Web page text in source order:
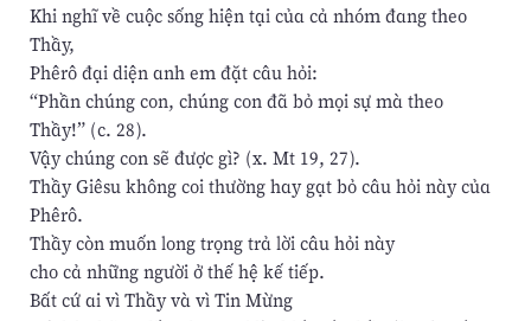
Khi nghĩ về cuộc sống hiện tại của cả nhóm đang theo
Thầy,
Phêrô đại diện anh em đặt câu hỏi:
“Phần chúng con, chúng con đã bỏ mọi sự mà theo
Thầy!” (c. 28).
Vậy chúng con sẽ được gì? (x. Mt 19, 27).
Thầy Giêsu không coi thường hay gạt bỏ câu hỏi này của
Phêrô.
Thầy còn muốn long trọng trả lời câu hỏi này
cho cả những người ở thế hệ kế tiếp.
Bất cứ ai vì Thầy và vì Tin Mừng